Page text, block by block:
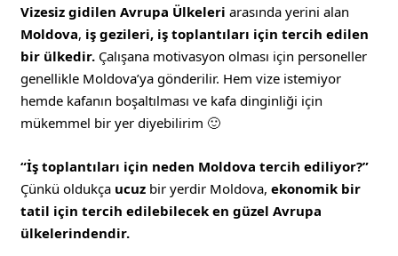
Vizesiz gidilen Avrupa Ülkeleri arasında yerini alan
Moldova, iş gezileri, iş toplantıları için tercih edilen
bir ülkedir. Çalışana motivasyon olması için personeller
genellikle Moldova’ya gönderilir. Hem vize istemiyor
hemde kafanın boşaltılması ve kafa dinginliği için
mükemmel bir yer diyebilirim 🙂
“İş toplantıları için neden Moldova tercih ediliyor?”
Çünkü oldukça ucuz bir yerdir Moldova, ekonomik bir
tatil için tercih edilebilecek en güzel Avrupa
ülkelerindendir.